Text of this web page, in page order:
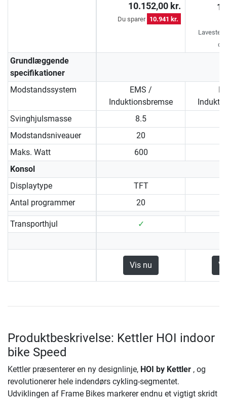
10.152,00 kr.
Du sparer 10.941 kr.
Laveste
Grundlæggende
specifikationer
Modstandssystem
EMS /
Induktionsbremse
Svinghjulsmasse
8.5
Modstandsniveauer
20
Maks. Watt
600
Konsol
Displaytype
TFT
Antal programmer
20
Transporthjul ✓
Vis nu
Produktbeskrivelse: Kettler HOI indoor
bike Speed
Kettler præsenterer en ny designlinje, HOI by Kettler , og
revolutionerer hele indendørs cykling-segmentet.
Udviklingen af Frame Bikes markerer endnu et vigtigt skridt